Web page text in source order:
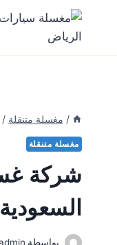
/ مغسلة متنقلة /
مغسلة متنقلة
شركة
السعودية
بواسطة